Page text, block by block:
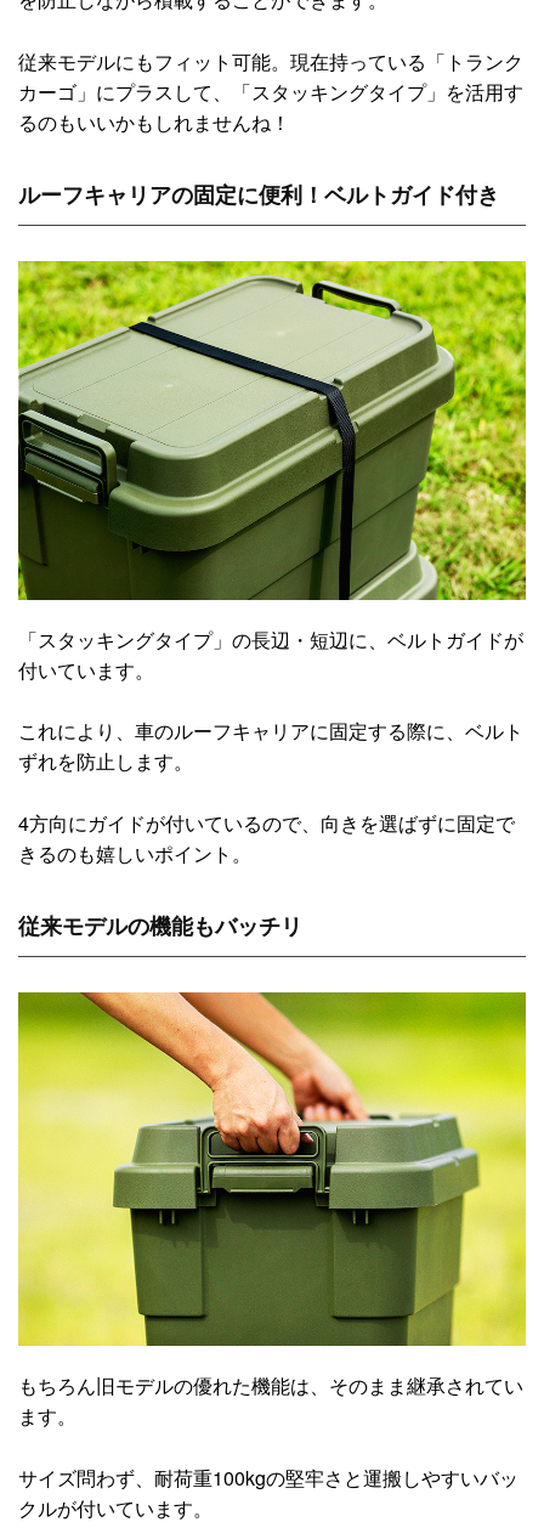
従来モデルにもフィット可能。現在持っている「トランク
カーゴ」にプラスして、「スタッキングタイプ」を活用す
るのもいいかもしれませんね！
ルーフキャリアの固定に便利！ベルトガイド付き
「スタッキングタイプ」の長辺・短辺に、ベルトガイドが
付いています。
これにより、車のルーフキャリアに固定する際に、ベルト
ずれを防止します。
4方向にガイドが付いているので、向きを選ばずに固定で
きるのも嬉しいポイント。
従来モデルの機能もバッチリ
もちろん旧モデルの優れた機能は、そのまま継承されてい
ます。
サイズ問わず、耐荷重100kgの堅牢さと運搬しやすいバッ
クルが付いています。